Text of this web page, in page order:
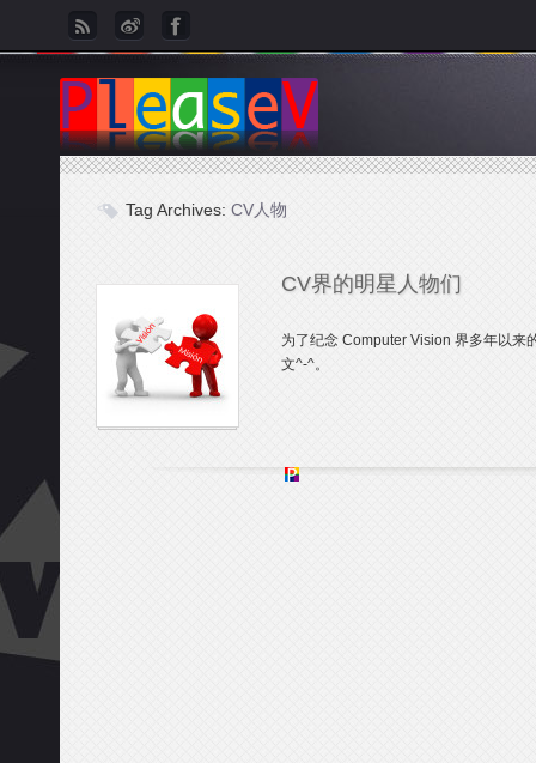
Tag Archives: CV人物
CV界的明星人物们
为了纪念 Computer Vision 界多年以来
文^-^。